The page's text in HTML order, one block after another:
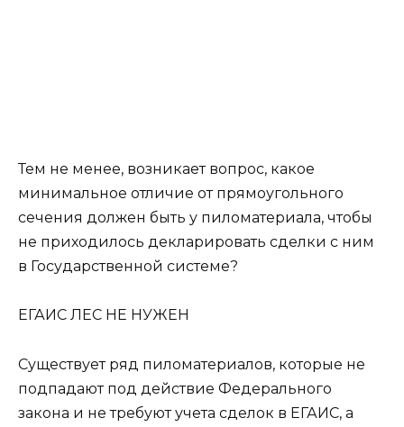
Тем не менее, возникает вопрос, какое
минимальное отличие от прямоугольного
сечения должен быть у пиломатериала, чтобы
не приходилось декларировать сделки с ним
в Государственной системе?
ЕГАИС ЛЕС НЕ НУЖЕН
Существует ряд пиломатериалов, которые не
подпадают под действие Федерального
закона и не требуют учета сделок в ЕГАИС, а